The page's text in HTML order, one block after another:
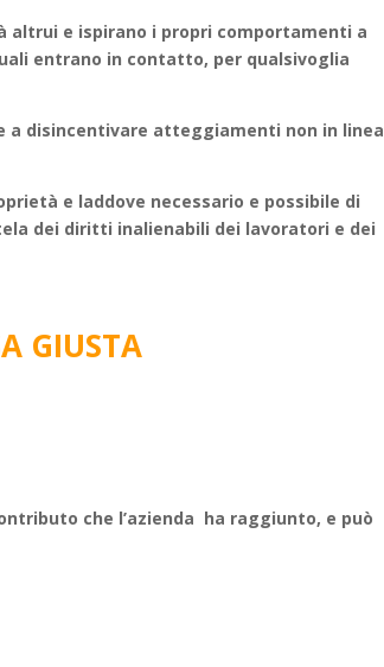
altrui e ispirano i propri comportamenti a
entrano in contatto, per qualsivoglia
a disincentivare atteggiamenti non in linea
e laddove necessario e possibile di
dei diritti inalienabili dei lavoratori e dei
GIUSTA
che l’azienda ha raggiunto, e può